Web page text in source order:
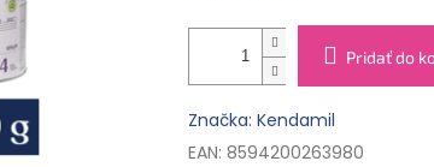
Pridať do
Značka: Kendamil
EAN: 8594200263980